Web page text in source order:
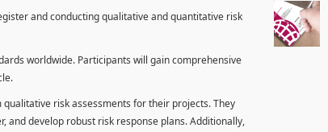
and conducting qualitative and quantitative risk
worldwide. Participants will gain comprehensive
risk assessments for their projects. They
and develop robust risk response plans. Additionally,